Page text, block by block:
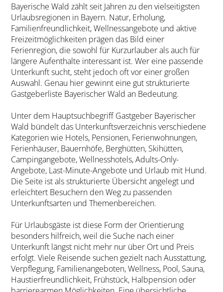
Bayerische Wald zählt seit Jahren zu den vielseitigsten
Urlaubsregionen in Bayern. Natur, Erholung,
Familienfreundlichkeit, Wellnessangebote und aktive
Freizeitmöglichkeiten prägen das Bild einer
Ferienregion, die sowohl für Kurzurlauber als auch für
längere Aufenthalte interessant ist. Wer eine passende
Unterkunft sucht, steht jedoch oft vor einer großen
Auswahl. Genau hier gewinnt eine gut strukturierte
Gastgeberliste Bayerischer Wald an Bedeutung.
Unter dem Hauptsuchbegriff Gastgeber Bayerischer
Wald bündelt das Unterkunftsverzeichnis verschiedene
Kategorien wie Hotels, Pensionen, Ferienwohnungen,
Ferienhäuser, Bauernhöfe, Berghütten, Skihütten,
Campingangebote, Wellnesshotels, Adults-Only-
Angebote, Last-Minute-Angebote und Urlaub mit Hund.
Die Seite ist als strukturierte Übersicht angelegt und
erleichtert Besuchern den Weg zu passenden
Unterkunftsarten und Themenbereichen.
Für Urlaubsgäste ist diese Form der Orientierung
besonders hilfreich, weil die Suche nach einer
Unterkunft längst nicht mehr nur über Ort und Preis
erfolgt. Viele Reisende suchen gezielt nach Ausstattung,
Verpflegung, Familienangeboten, Wellness, Pool, Sauna,
Haustierfreundlichkeit, Frühstück, Halbpension oder